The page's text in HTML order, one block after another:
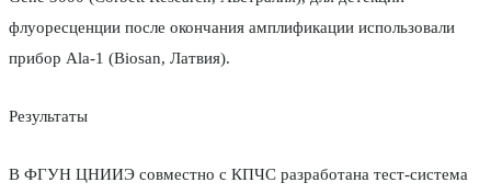
флуоресценции после окончания амплификации использовали
прибор Ala-1 (Biosan, Латвия).
Результаты
В ФГУН ЦНИИЭ совместно с КПЧС разработана тест-система